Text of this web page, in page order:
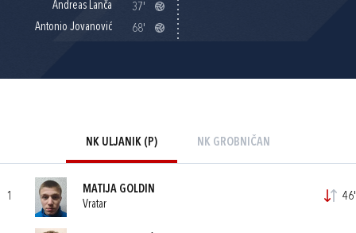
Andreas Lanča
37'
Antonio Jovanović
68'
NK ULJANIK (P) NK GROBNIČAN
1
MATIJA GOLDIN
Vratar
46'